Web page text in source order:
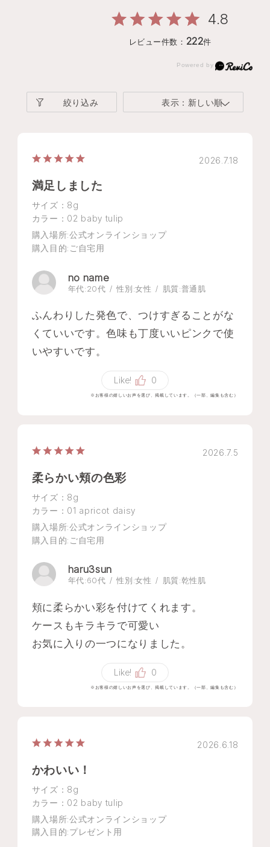
4.8
レビュー件数： 222件
絞り込み 表示：新しい順
2026.7.18
満足しました
サイズ：8g
カラー：02 baby tulip
購入場所:公式オンラインショップ
購入目的:ご自宅用
no name
年代:20代 性別:女性 肌質:普通肌
ふんわりした発色で、つけすぎることがな
くていいです。色味も丁度いいピンクで使
いやすいです。
Like! 0
※お客様の嬉しいお声を選び、掲載しています。（一部、編集も含む）
2026.7.5
柔らかい頬の色彩
サイズ：8g
カラー：01 apricot daisy
購入場所:公式オンラインショップ
購入目的:ご自宅用
haru3sun
年代:60代 性別:女性 肌質:乾性肌
頬に柔らかい彩を付けてくれます。
ケースもキラキラで可愛い
お気に入りの一つになりました。
Like! 0
※お客様の嬉しいお声を選び、掲載しています。（一部、編集も含む）
2026.6.18
かわいい！
サイズ：8g
カラー：02 baby tulip
購入場所:公式オンラインショップ
購入目的:プレゼント用